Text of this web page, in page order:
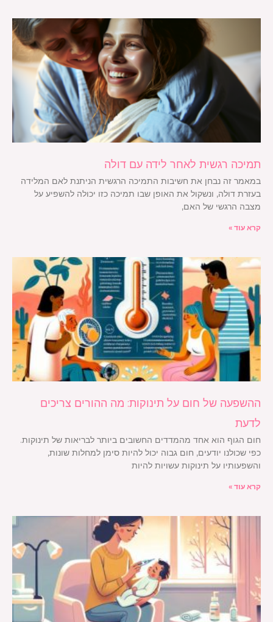
תמיכה רגשית לאחר לידה עם דולה
במאמר זה נבחן את חשיבות התמיכה הרגשית הניתנת לאם המלידה
בעזרת דולה, ונשקול את האופן שבו תמיכה כזו יכולה להשפיע על
מצבה הרגשי של האם,
קרא עוד »
ההשפעה של חום על תינוקות: מה ההורים צריכים
לדעת
חום הגוף הוא אחד מהמדדים החשובים ביותר לבריאות של תינוקות.
כפי שכולנו יודעים, חום גבוה יכול להיות סימן למחלות שונות,
והשפעותיו על תינוקות עשויות להיות
קרא עוד »